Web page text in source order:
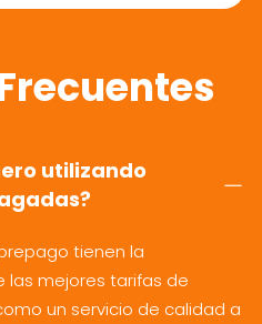
utilizando
tienen la
mejores tarifas de
un servicio de calidad a